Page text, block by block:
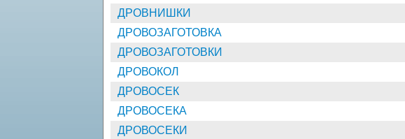
ДРОВНИШКИ
ДРОВОЗАГОТОВКА
ДРОВОЗАГОТОВКИ
ДРОВОКОЛ
ДРОВОСЕК
ДРОВОСЕКА
ДРОВОСЕКИ